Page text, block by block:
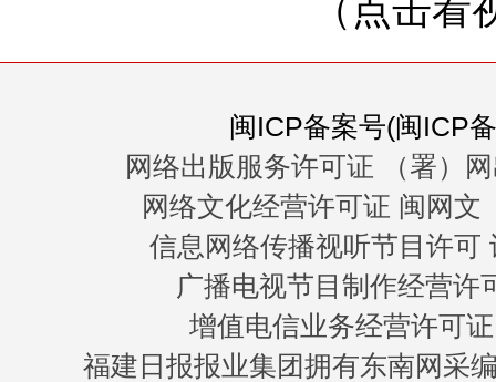
（点击看
闽ICP备案号(闽ICP
网络出版服务许可证 （署）
网络文化经营许可证 闽网文
信息网络传播视听节目许可
广播电视节目制作经营许
增值电信业务经营许可
福建日报报业集团拥有东南网采